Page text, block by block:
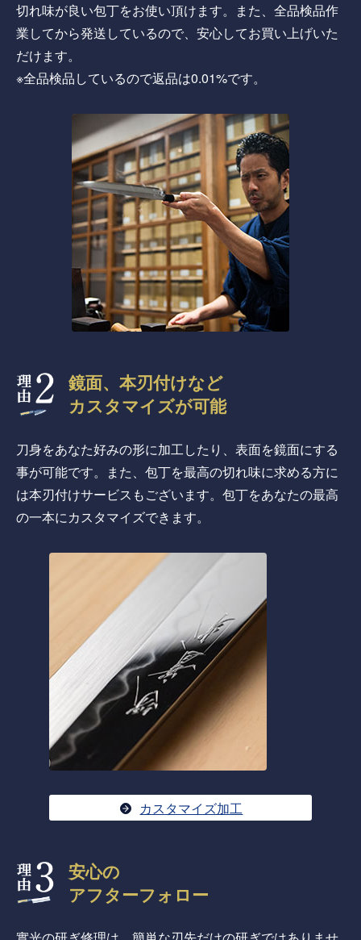
切れ味が良い包丁をお使い頂けます。また、全品検品作
業してから発送しているので、安心してお買い上げいた
だけます。
※全品検品しているので返品は0.01%です。
鏡面、本刃付けなど
カスタマイズが可能
刀身をあなた好みの形に加工したり、表面を鏡面にする
事が可能です。また、包丁を最高の切れ味に求める方に
は本刃付けサービスもございます。包丁をあなたの最高
の一本にカスタマイズできます。
カスタマイズ加工
安心の
アフターフォロー